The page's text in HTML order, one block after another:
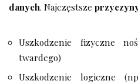
danych. Najczęstsze
Uszkodzenie fizyczne
twardego)
Uszkodzenie logiczne